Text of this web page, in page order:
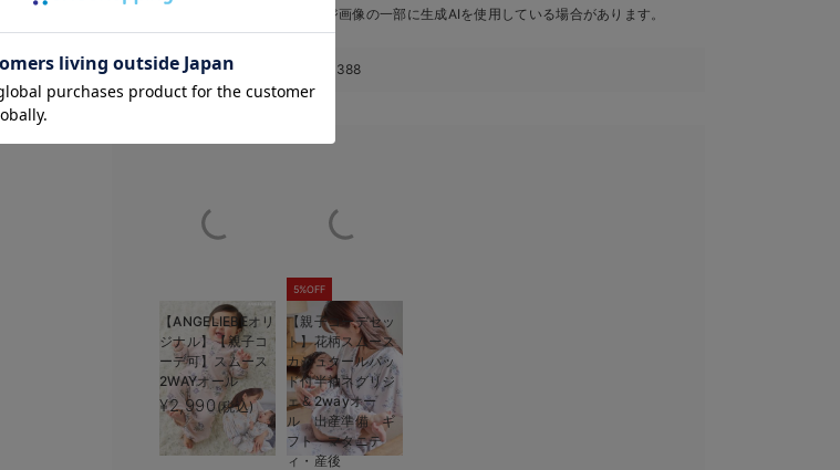
※商品画像・イメージ画像の一部に生成AIを使用している場合があります。
このアイテムのお気に入り登録数 388
【ANGELIEBEオリ
ジナル】【親子コ
ーデ可】スムース
2WAYオール
¥2,990(税込)
5%OFF
【親子コーデセッ
ト】花柄スムース
カシュクールパッ
ド付半袖ネグリジ
ェ＆2wayオー
ル 出産準備 ギ
フト マタニテ
ィ・産後
シュクールパッド付ネグリジ
ェ 【出産後も長く使える】
お気に入り商品を確認する